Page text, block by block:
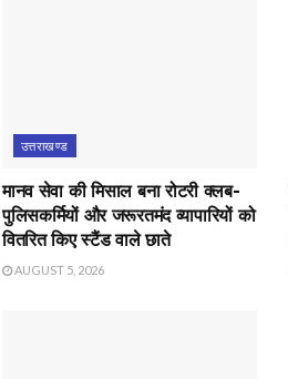
उत्तराखण्ड
मानव सेवा की मिसाल बना रोटरी क्लब-
पुलिसकर्मियों और जरूरतमंद व्यापारियों को
वितरित किए स्टैंड वाले छाते
AUGUST 5, 2026